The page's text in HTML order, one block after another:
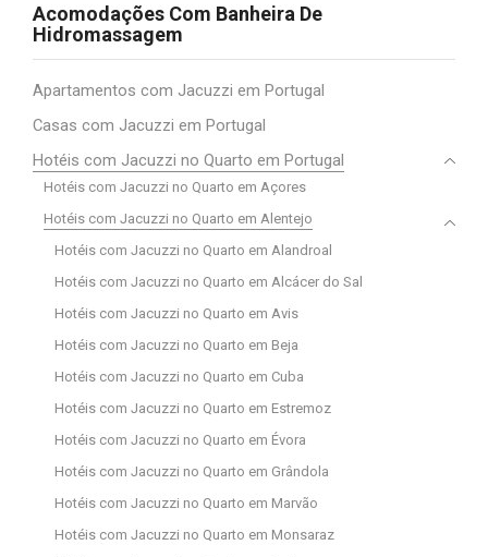
Acomodações Com Banheira De
Hidromassagem
Apartamentos com Jacuzzi em Portugal
Casas com Jacuzzi em Portugal
Hotéis com Jacuzzi no Quarto em Portugal
Hotéis com Jacuzzi no Quarto em Açores
Hotéis com Jacuzzi no Quarto em Alentejo
Hotéis com Jacuzzi no Quarto em Alandroal
Hotéis com Jacuzzi no Quarto em Alcácer do Sal
Hotéis com Jacuzzi no Quarto em Avis
Hotéis com Jacuzzi no Quarto em Beja
Hotéis com Jacuzzi no Quarto em Cuba
Hotéis com Jacuzzi no Quarto em Estremoz
Hotéis com Jacuzzi no Quarto em Évora
Hotéis com Jacuzzi no Quarto em Grândola
Hotéis com Jacuzzi no Quarto em Marvão
Hotéis com Jacuzzi no Quarto em Monsaraz